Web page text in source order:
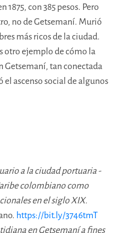
1875, con 385 pesos. Pero
no de Getsemaní. Murió
más ricos de la ciudad.
otro ejemplo de cómo la
Getsemaní, tan conectada
ascenso social de algunos
a la ciudad portuaria -
colombiano como
en el siglo XIX.
https://bit.ly/3746tmT
en Getsemaní a fines